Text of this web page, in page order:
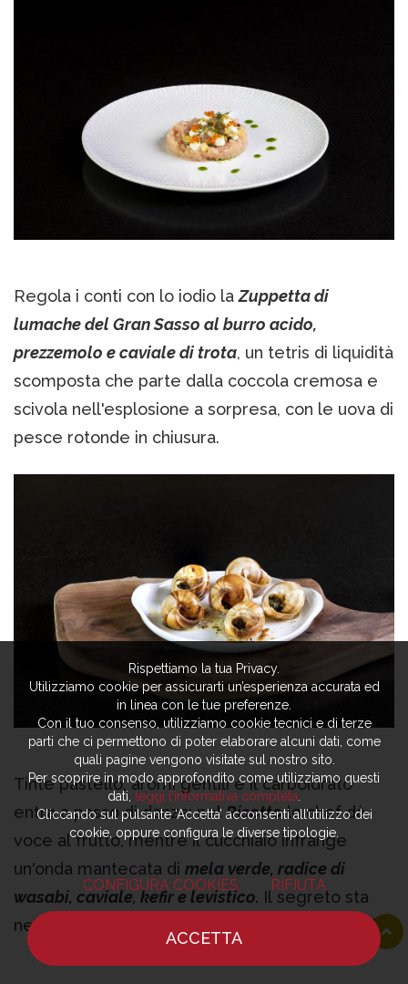
Regola i conti con lo iodio laZuppetta di
lumache del Gran Sasso al burro acido,
prezzemolo e caviale di trota, un tetris di liquidità
scomposta che parte dalla coccola cremosa e
scivola nell'esplosione a sorpresa, con le uova di
pesce rotonde in chiusura.
Tinte pastello, aromi gentili e il carboidrato
entra a passo di danza: nel Risottolo chef dà
voce al frutto, mentre il cucchiaio infrange
un'onda mantecata di mela verde, radice di
wasabi, caviale, kefir e levistico. Il segreto sta
nel
"doppio burro" di malga -acido e al wasabi-
con la radice raccolta da noi e incorporata pian
Rispettiamo la tua Privacy.
Utilizziamo cookie per assicurarti un’esperienza accurata ed
in linea con le tue preferenze.
Con il tuo consenso, utilizziamo cookie tecnici e di terze
parti che ci permettono di poter elaborare alcuni dati, come
quali pagine vengono visitate sul nostro sito.
Per scoprire in modo approfondito come utilizziamo questi
dati,
leggi l’informativa completa
Cliccando sul pulsante ‘Accetta’ acconsenti all’utilizzo dei
cookie, oppure configura le diverse tipologie.
CONFIGURA COOKIES RIFIUTA
ACCETTA